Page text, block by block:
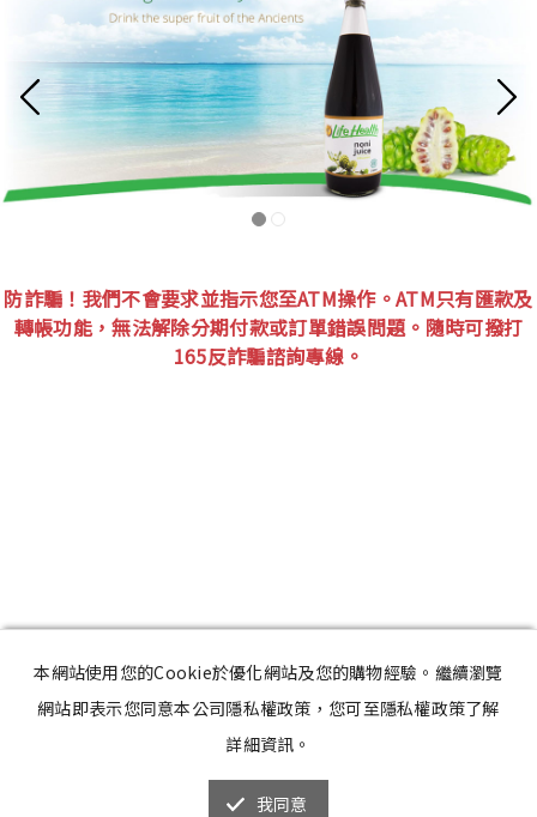
飲用時以白開水稀釋4~5倍，冰涼更
好喝！
成分：蔓越莓、 米醋、冰糖。
防詐騙！我們不會要求並指示您至ATM操作。ATM只有匯款及
轉帳功能，無法解除分期付款或訂單錯誤問題。隨時可撥打
165反詐騙諮詢專線。
本網站使用您的Cookie於優化網站及您的購物經驗。繼續瀏覽
網站即表示您同意本公司隱私權政策，您可至隱私權政策了解
詳細資訊。
我同意